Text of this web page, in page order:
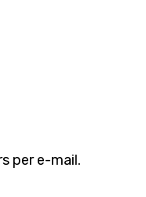
per e-mail.